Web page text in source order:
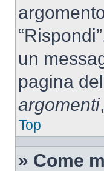
un
pagina
argomenti,
Top
» Come